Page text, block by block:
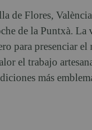
de Flores,
de la Puntxà. La
para presenciar
el trabajo
más